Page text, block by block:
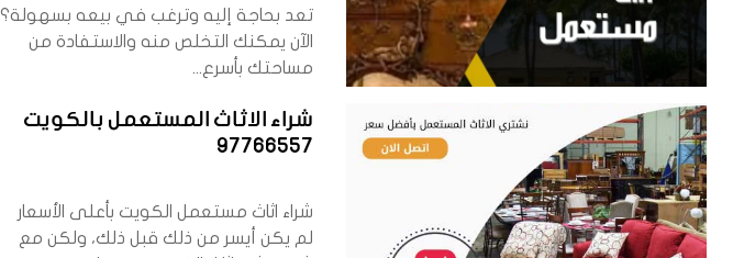
تعد بحاجة إليه وترغب في بيعه بسهولة؟
الآن يمكنك التخلص منه والاستفادة من
مساحتك بأسرع...
شراء الاثاث المستعمل بالكويت
97766557
شراء اثاث مستعمل الكويت بأعلى الأسعار
لم يكن أيسر من ذلك قبل ذلك، ولكن مع